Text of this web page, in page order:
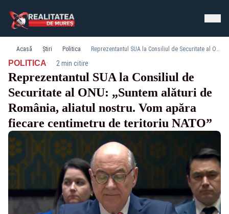
Acasă Știri Politica Reprezentantul SUA la Consiliul de Securitate al ONU: „Suntem alături de România, aliatul nostru. Vom apăra fiecare centimetru de teritoriu NATO”
POLITICA· 2 min citire
Reprezentantul SUA la Consiliul de
Securitate al ONU: „Suntem alături de
România, aliatul nostru. Vom apăra
fiecare centimetru de teritoriu NATO”